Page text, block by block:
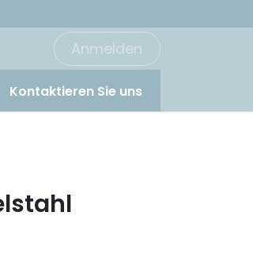
Anmelden
Kontaktieren Sie uns